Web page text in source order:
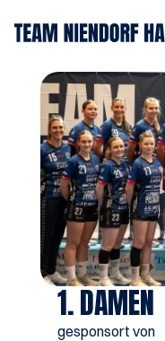
1. DAMEN
gesponsort von